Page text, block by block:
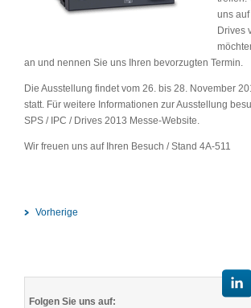
uns auf
Drives
an und nennen Sie uns Ihren bevorzugten Termin.
Die Ausstellung findet vom 26. bis 28. November
statt. Für weitere Informationen zur Ausstellung
SPS / IPC / Drives 2013 Messe-Website.
Wir freuen uns auf Ihren Besuch / Stand 4A-511
Vorherige
Folgen Sie uns auf: